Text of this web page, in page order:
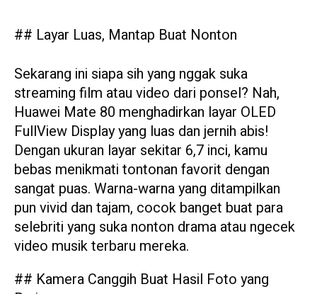
## Layar Luas, Mantap Buat Nonton
Sekarang ini siapa sih yang nggak suka
streaming film atau video dari ponsel? Nah,
Huawei Mate 80 menghadirkan layar OLED
FullView Display yang luas dan jernih abis!
Dengan ukuran layar sekitar 6,7 inci, kamu
bebas menikmati tontonan favorit dengan
sangat puas. Warna-warna yang ditampilkan
pun vivid dan tajam, cocok banget buat para
selebriti yang suka nonton drama atau ngecek
video musik terbaru mereka.
## Kamera Canggih Buat Hasil Foto yang